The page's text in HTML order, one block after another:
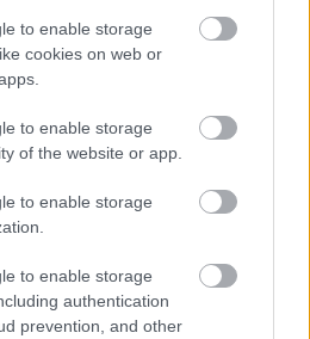
to enable storage
cookies on web or
to enable storage
of the website or app.
to enable storage
to enable storage
authentication
prevention, and other